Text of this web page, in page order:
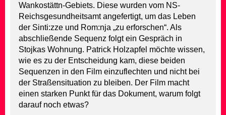
Wankostättn-Gebiets. Diese wurden vom NS-
Reichsgesundheitsamt angefertigt, um das Leben
der Sinti:zze und Rom:nja „zu erforschen“. Als
abschließende Sequenz folgt ein Gespräch in
Stojkas Wohnung. Patrick Holzapfel möchte wissen,
wie es zu der Entscheidung kam, diese beiden
Sequenzen in den Film einzuflechten und nicht bei
der Straßensituation zu bleiben. Der Film macht
einen starken Punkt für das Dokument, warum folgt
darauf noch etwas?